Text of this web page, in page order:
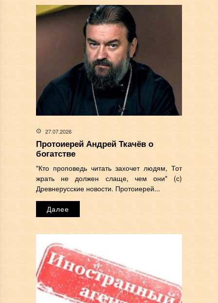
27.07.2026
Протоиерей Андрей Ткачёв о
богатстве
"Кто проповедь читать захочет людям, Тот
жрать не должен слаще, чем они" (с)
Древнерусские новости. Протоиерей...
Далее